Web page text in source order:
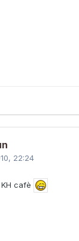
22:24
cafè